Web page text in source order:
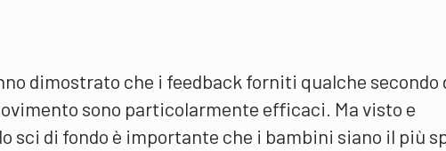
dimostrato che i feedback forniti qualche secondo
sono particolarmente efficaci. Ma visto e
sci di fondo è importante che i bambini siano il più